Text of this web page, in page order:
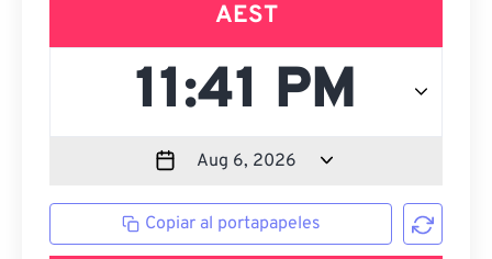
AEST
Copiar al portapapeles